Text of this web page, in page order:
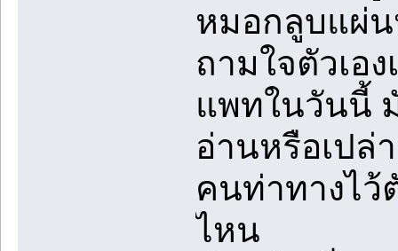
หมอกลูบแผ่น
ถามใจตัวเอ
แพทในวันนี้
อ่านหรือเปล่า
คนท่าทางไว้
ไหน